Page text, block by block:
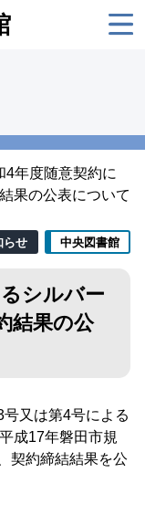
4年度随意契約に
果の公表について
らせ 中央図書館
シルバー
結果の公
又は第4号による
成17年磐田市規
契約締結結果を公